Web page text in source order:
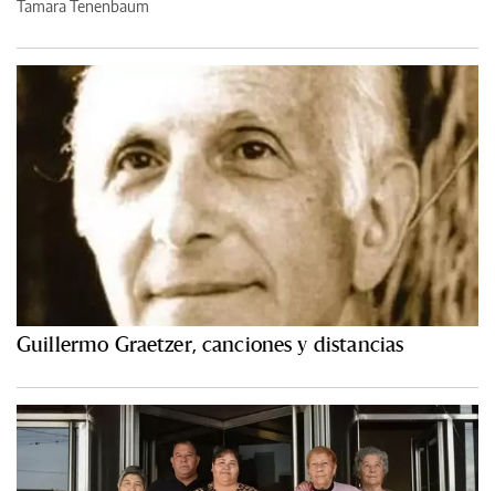
Tamara Tenenbaum
Guillermo Graetzer, canciones y distancias